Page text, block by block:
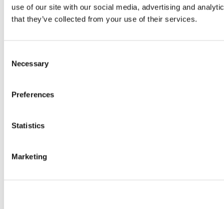
use of our site with our social media, advertising and
that they’ve collected from your use of their services.
Selection
Necessary
Preferences
Statistics
Marketing